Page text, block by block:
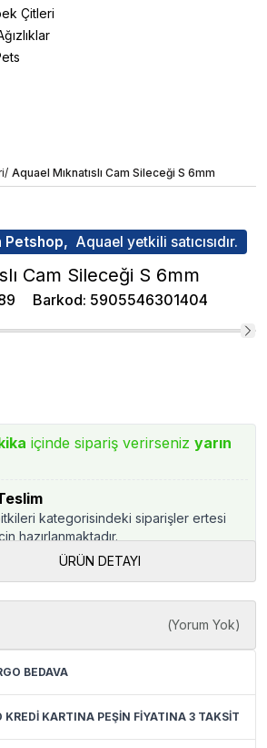
Çitleri
/ Aquael Mıknatıslı Cam Sileceği S 6mm
Aquael yetkili satıcısıdır.
Cam Sileceği S 6mm
Barkod: 5905546301404
içinde sipariş verirseniz yarın
kategorisindeki siparişler ertesi
hazırlanmaktadır.
ÜRÜN DETAYI
(Yorum Yok)
BEDAVA
KREDİ KARTINA PEŞİN FİYATINA 3 TAKSİT